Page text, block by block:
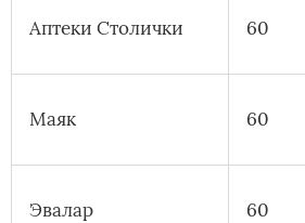
Аптеки Столички 60
Маяк 60
Эвалар 60